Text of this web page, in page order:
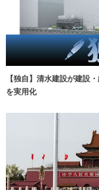
【独自】清水建設が建設
を実用化